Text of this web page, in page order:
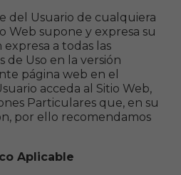
del Usuario de cualquiera
Web supone y expresa su
a todas las
de Uso en la versión
página web en el
acceda al Sitio Web,
Particulares que, en su
por ello recomendamos
Aplicable